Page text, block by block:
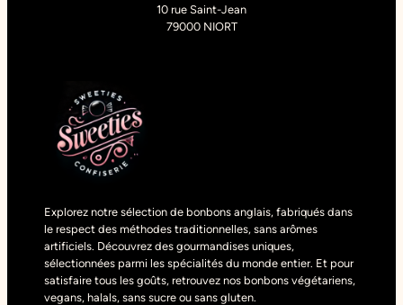
10 rue Saint-Jean
79000 NIORT
Explorez notre sélection de bonbons anglais, fabriqués dans
le respect des méthodes traditionnelles, sans arômes
artificiels. Découvrez des gourmandises uniques,
sélectionnées parmi les spécialités du monde entier. Et pour
satisfaire tous les goûts, retrouvez nos bonbons végétariens,
vegans, halals, sans sucre ou sans gluten.